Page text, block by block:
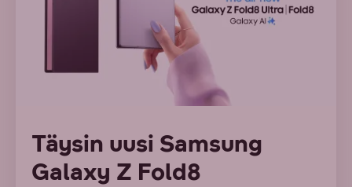
Täysin uusi Samsung
Galaxy Z Fold8